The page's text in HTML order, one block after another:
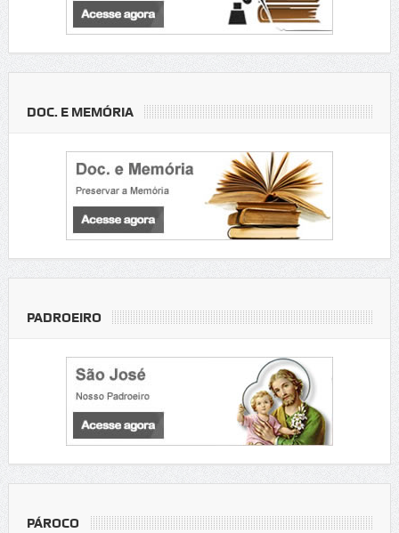
DOC. E MEMÓRIA
PADROEIRO
PÁROCO